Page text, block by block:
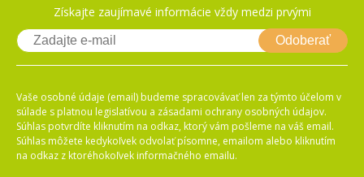
Získajte zaujímavé informácie vždy medzi prvými
Odoberať
Vaše osobné údaje (email) budeme spracovávať len za týmto účelom v
súlade s platnou legislatívou a zásadami ochrany osobných údajov.
Súhlas potvrdíte kliknutím na odkaz, ktorý vám pošleme na váš email.
Súhlas môžete kedykoľvek odvolať písomne, emailom alebo kliknutím
na odkaz z ktoréhokoľvek informačného emailu.